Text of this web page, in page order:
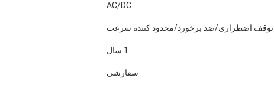
AC/DC
توقف اضطراری/ضد برخورد/محدود کننده سرعت
1 سال
سفارشی